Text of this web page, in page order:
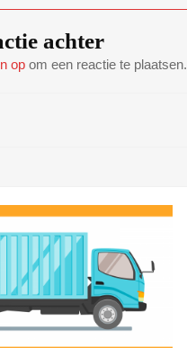
achter
op om een reactie te plaatsen.